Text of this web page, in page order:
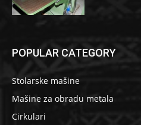
POPULAR CATEGORY
Stolarske mašine
Mašine za obradu metala
Cirkulari